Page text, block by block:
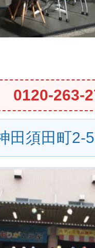
0120-263-
田須田町2-